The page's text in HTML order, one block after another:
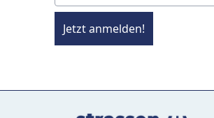
Jetzt anmelden!